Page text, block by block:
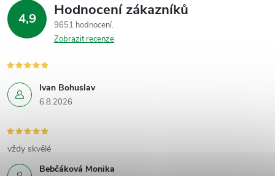
4,9 Hodnocení zákazníků
9651 hodnocení
Zobrazit recenze
Ivan Bohuslav
6.8.2026
Bebčáková Monika
vždy skvělé